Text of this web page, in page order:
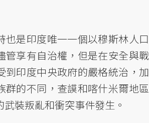
也是印度唯一一個以穆斯林人口
管享有自治權，但是在安全與戰
到印度中央政府的嚴格統治，加
群的不同，查謨和喀什米爾地區
裝叛亂和衝突事件發生。